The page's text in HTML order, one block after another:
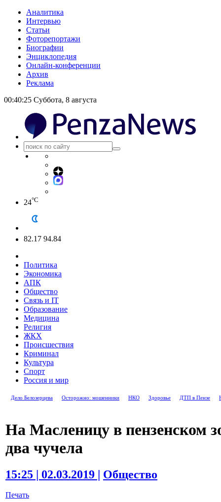
Аналитика
Интервью
Статьи
Фоторепортажи
Биографии
Энциклопедия
Онлайн-конференции
Архив
Реклама
00:40:25 Суббота, 8 августа
24°C
82.17 94.84
Политика
Экономика
АПК
Общество
Связь и IT
Образование
Медицина
Религия
ЖКХ
Происшествия
Криминал
Культура
Спорт
Россия и мир
Дело Белозерцева Осторожно: мошенники НКО Здоровье ДТП в Пензе
На Масленицу в пензенском
два чучела
15:25 | 02.03.2019 | Общество
Печать